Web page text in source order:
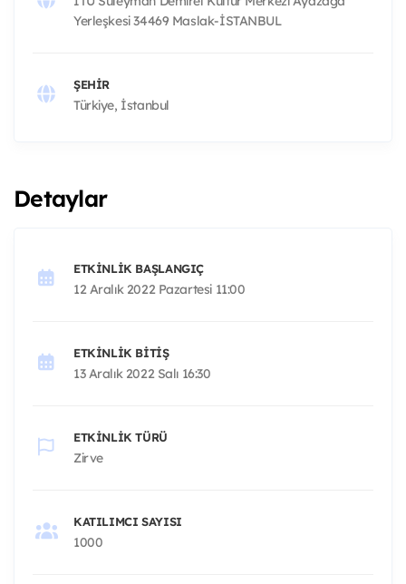
Yerleşkesi 34469 Maslak-İSTANBUL
ŞEHIR
Türkiye, İstanbul
Detaylar
ETKINLIK BAŞLANGIÇ
12 Aralık 2022 Pazartesi 11:00
ETKINLIK BITIŞ
13 Aralık 2022 Salı 16:30
ETKINLIK TÜRÜ
Zirve
KATILIMCI SAYISI
1000